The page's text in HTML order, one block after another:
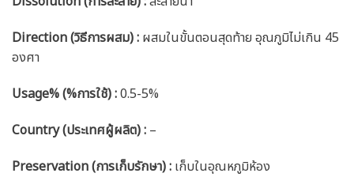
Direction (วิธีการผสม) : ผสมในขั้นตอนสุดท้าย อุณภูมิไม่เกิน 45
องศา
Usage% (%การใช้) :0.5-5%
Country (ประเทศผู้ผลิต) : –
Preservation (การเก็บรักษา) : เก็บในอุณหภูมิห้อง